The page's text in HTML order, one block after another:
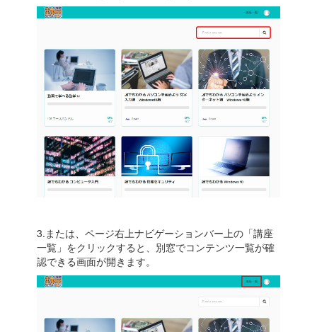
3.または、ページ右上ナビゲーションバー上の「講座
一覧」をクリックすると、別窓でコンテンツ一覧が確
認できる画面が開きます。